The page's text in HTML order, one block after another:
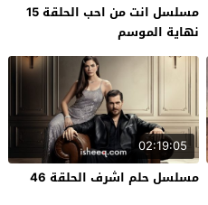
مسلسل انت من احب الحلقة 15
نهاية الموسم
02:19:05
مسلسل حلم اشرف الحلقة 46